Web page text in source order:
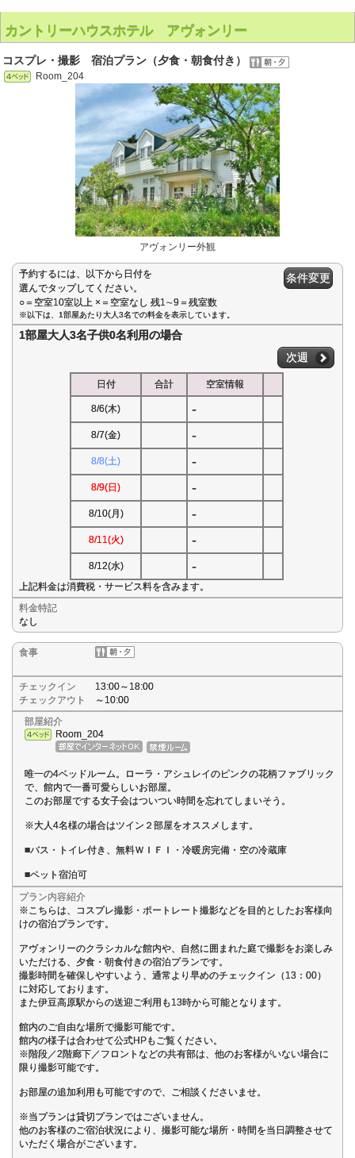
カントリーハウスホテル アヴォンリー
コスプレ・撮影 宿泊プラン（夕食・朝食付き）
Room_204
アヴォンリー外観
予約するには、以下から日付を
選んでタップしてください。
○＝空室10室以上 ×＝空室なし 残1∼9＝残室数
条件変更
※以下は、1部屋あたり大人3名での料金を表示しています。
1部屋大人3名子供0名利用の場合
次週
日付 合計 空室情報
8/6(木) -
8/7(金) -
8/8(土) -
8/9(日) -
8/10(月) -
8/11(火) -
8/12(水) -
上記料金は消費税・サービス料を含みます。
料金特記
なし
食事
チェックイン
13:00～18:00
チェックアウト
～10:00
部屋紹介
Room_204
唯一の4ベッドルーム。ローラ・アシュレイのピンクの花柄ファブリック
で、館内で一番可愛らしいお部屋。
このお部屋でする女子会はついつい時間を忘れてしまいそう。
※大人4名様の場合はツイン２部屋をオススメします。
■バス・トイレ付き、無料ＷＩＦＩ・冷暖房完備・空の冷蔵庫
■ペット宿泊可
プラン内容紹介
※こちらは、コスプレ撮影・ポートレート撮影などを目的としたお客様向
けの宿泊プランです。
アヴォンリーのクラシカルな館内や、自然に囲まれた庭で撮影をお楽しみ
いただける、夕食・朝食付きの宿泊プランです。
撮影時間を確保しやすいよう、通常より早めのチェックイン（13：00）
に対応しております。
また伊豆高原駅からの送迎ご利用も13時から可能となります。
館内のご自由な場所で撮影可能です。
館内の様子は合わせて公式HPもご覧ください。
※階段／2階廊下／フロントなどの共有部は、他のお客様がいない場合に
限り撮影可能です。
お部屋の追加利用も可能ですので、ご相談くださいませ。
※当プランは貸切プランではございません。
他のお客様のご宿泊状況により、撮影可能な場所・時間を当日調整させて
いただく場合がございます。